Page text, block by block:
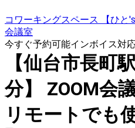
コワーキングスペース 【ひと
会議室
今すぐ予約可能インボイス対
【仙台市長町
分】 ZOOM会
リモートでも